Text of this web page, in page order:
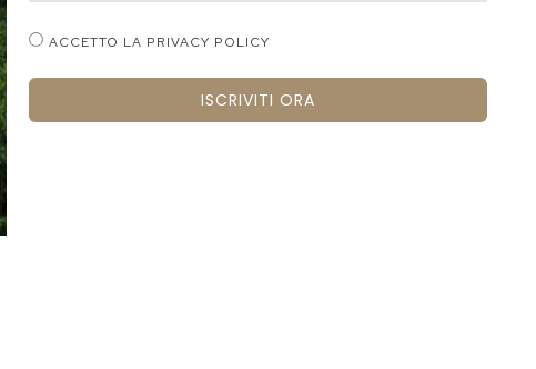
ACCETTO LA PRIVACY POLICY
ISCRIVITI ORA